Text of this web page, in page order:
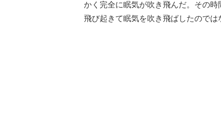
かく完全に眠気が吹き飛んだ。その
飛び起きて眠気を吹き飛ばしたのでは